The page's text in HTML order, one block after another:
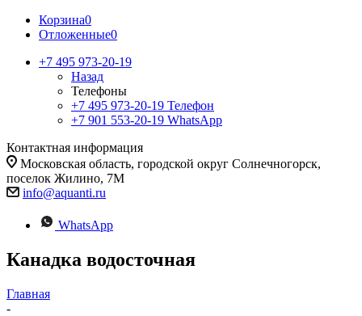
Корзина0
Отложенные0
+7 495 973-20-19
Назад
Телефоны
+7 495 973-20-19 Телефон
+7 901 553-20-19 WhatsApp
Контактная информация
Московская область, городской округ Солнечногорск,
поселок Жилино, 7М
info@aquanti.ru
WhatsApp
Канадка водосточная
Главная
-